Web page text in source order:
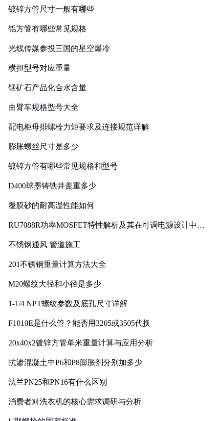
镀锌方管尺寸一般有哪些
铝方管有哪些常见规格
光线传媒参投三国的星空爆冷
横担型号对应重量
锰矿石产品化合水含量
曲臂车规格型号大全
配电柜母排螺栓力矩要求及连接规范详解
膨胀螺丝尺寸是多少
镀锌方管有哪些常见规格和型号
D400球墨铸铁井盖重多少
覆膜砂的耐高温性能如何
RU7088R功率MOSFET特性解析及其在可调电源设计中的
不锈钢通风 管道施工
201不锈钢重量计算方法大全
M20螺纹大径和小径是多少
1-1/4 NPT螺纹参数及底孔尺寸详解
F1010E是什么管？能否用3205或3505代换
20x40x2镀锌方管单米重量计算与应用分析
抗渗混凝土中P6和P8膨胀剂分别加多少
法兰PN25和PN16有什么区别
消费者对洗衣机的核心需求调研与分析